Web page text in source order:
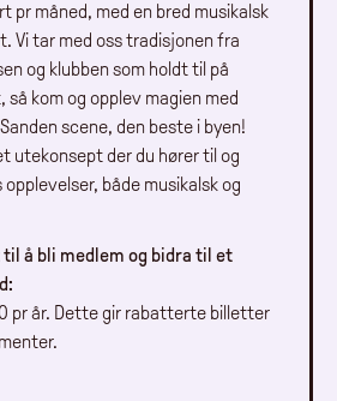
pr måned, med en bred musikalsk
Vi tar med oss tradisjonen fra
og klubben som holdt til på
kom og opplev magien med
scene, den beste i byen!
utekonsept der du hører til og
både musikalsk og
til å bli medlem og bidra til et
pr år. Dette gir rabatterte billetter